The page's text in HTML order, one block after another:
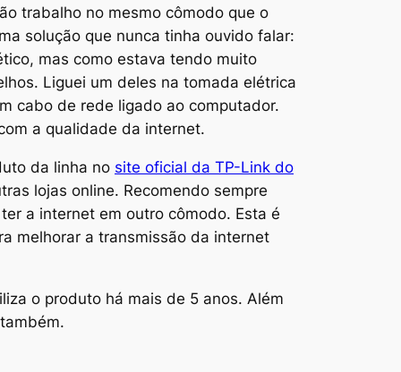
trabalho no mesmo cômodo que o
solução que nunca tinha ouvido falar:
mas como estava tendo muito
Liguei um deles na tomada elétrica
cabo de rede ligado ao computador.
a qualidade da internet.
da linha no site oficial da TP-Link do
lojas online. Recomendo sempre
a internet em outro cômodo. Esta é
melhorar a transmissão da internet
o produto há mais de 5 anos. Além